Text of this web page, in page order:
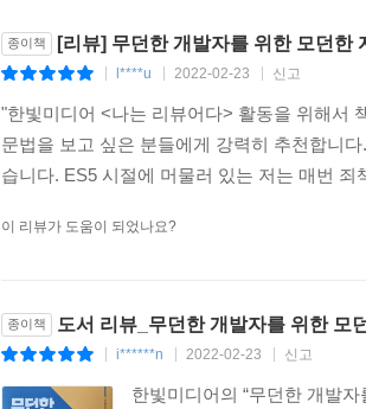
종이책 [리뷰] 무던한 개발자를 위한 모던한
l****u 2022-02-23 신고
"한빛미디어 <나는 리뷰어다> 활동을 위해서
문법을 보고 싶은 분들에게 강력히 추천합니
습니다. ES5 시절에 머물러 있는 저는 매번
이 리뷰가 도움이 되었나요?
종이책 도서 리뷰_무던한 개발자를 위한 모
i******n 2022-02-23 신고
한빛미디어의 “무던한 개발